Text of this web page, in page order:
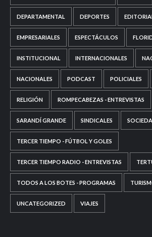
DEPARTAMENTAL DEPORTES
EMPRESARIALES ESPECTÁCULOS
INSTITUCIONAL INTERNACIONALES
NACIONALES PODCAST POLICIALES
RELIGIÓN ROMPECABEZAS - ENTREVISTAS
SARANDÍ GRANDE SINDICALES
TERCER TIEMPO - FÚTBOL Y GOLES
TERCER TIEMPO RADIO - ENTREVISTAS
TODOS A LOS BOTES - PROGRAMAS
UNCATEGORIZED VIAJES